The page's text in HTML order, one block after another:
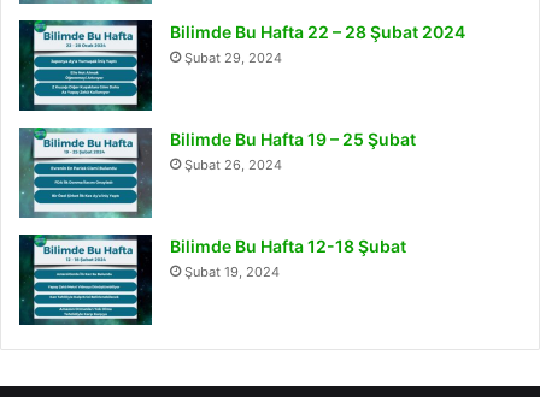
Bilimde Bu Hafta 22 – 28 Şubat 2024
Şubat 29, 2024
Bilimde Bu Hafta 19 – 25 Şubat
Şubat 26, 2024
Bilimde Bu Hafta 12-18 Şubat
Şubat 19, 2024